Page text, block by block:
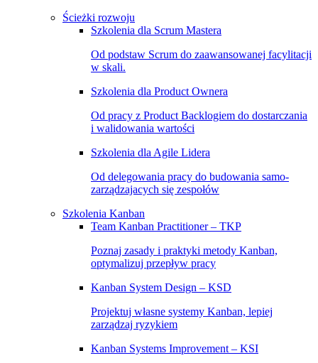
Ścieżki rozwoju
Szkolenia dla Scrum Mastera
Od podstaw Scrum do zaawansowanej facylitacji
w skali.
Szkolenia dla Product Ownera
Od pracy z Product Backlogiem do dostarczania
i walidowania wartości
Szkolenia dla Agile Lidera
Od delegowania pracy do budowania samo-
zarządzajacych się zespołów
Szkolenia Kanban
Team Kanban Practitioner – TKP
Poznaj zasady i praktyki metody Kanban,
optymalizuj przepływ pracy
Kanban System Design – KSD
Projektuj własne systemy Kanban, lepiej
zarządzaj ryzykiem
Kanban Systems Improvement – KSI